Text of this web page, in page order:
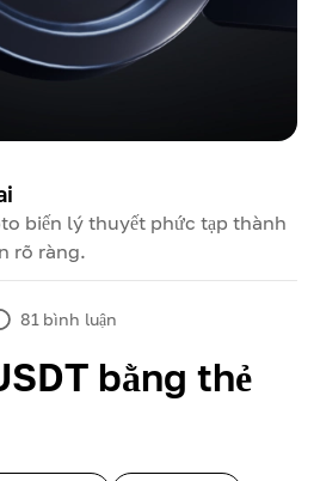
biến lý thuyết phức tạp thành
rõ ràng.
81 bình luận
bằng thẻ